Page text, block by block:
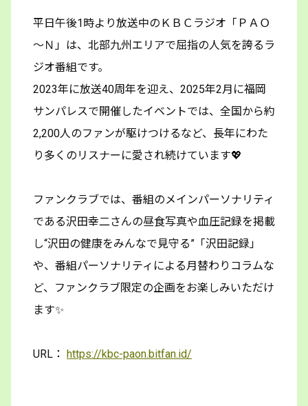
平日午後1時より放送中のＫＢＣラジオ「ＰＡＯ
～Ｎ」は、北部九州エリアで屈指の人気を誇るラ
ジオ番組です。
2023年に放送40周年を迎え、2025年2月に福岡
サンパレスで開催したイベントでは、全国から約
2,200人のファンが駆けつけるなど、長年にわた
り多くのリスナーに愛され続けています💖
ファンクラブでは、番組のメインパーソナリティ
である沢田幸二さんの昼食写真や血圧記録を掲載
し“沢田の健康をみんなで見守る”「沢田記録」
や、番組パーソナリティによる月替わりコラムな
ど、ファンクラブ限定の企画をお楽しみいただけ
ます✨
URL： https://kbc-paon.bitfan.id/